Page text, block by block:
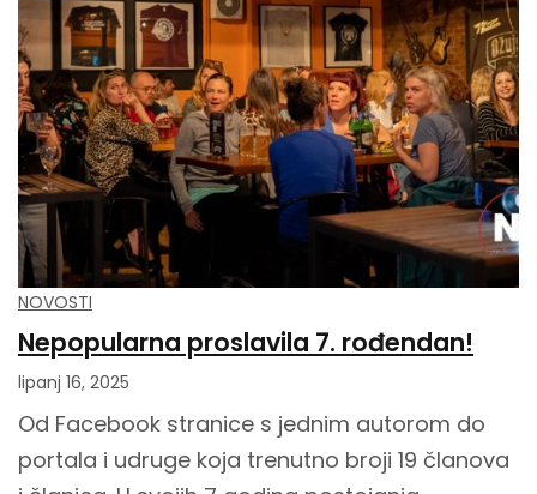
NOVOSTI
Nepopularna proslavila 7. rođendan!
lipanj 16, 2025
Od Facebook stranice s jednim autorom do
portala i udruge koja trenutno broji 19 članova